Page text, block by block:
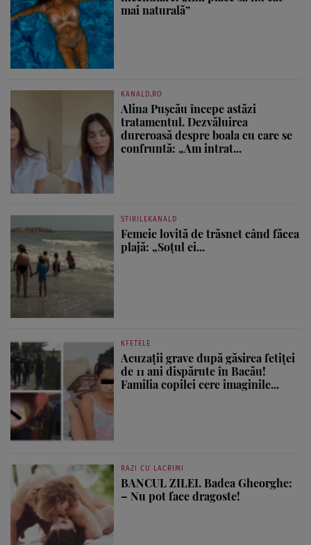
mai naturală”
KANALD.RO
Alina Pușcău începe astăzi
tratamentul. Dezvăluirea
dureroasă despre boala cu care se
confruntă: „Am intrat...
STIRILEKANALD
Femeie lovită de trăsnet când făcea
plajă: „Soțul ei...
KFETELE
Acuzații grave după găsirea fetiței
de 11 ani dispărute în Bacău!
Familia copilei cere imaginile...
RAZI CU LACRIMI
BANCUL ZILEI. Badea Gheorghe:
– Nu pot face dragoste!